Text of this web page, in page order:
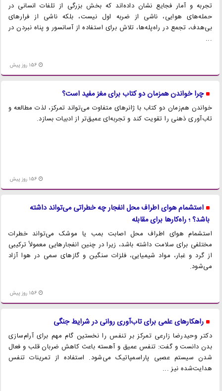
تجربه و آمار فجایع نشان داده‌اند که بخش بزرگی از تلفات انسانی در
حمله‌های هوایی، ناشی از ضربه اول نیست، بلکه ناشی از فرارهای
بی‌هدف، تجمع در راه‌پله‌ها، تلاش برای استفاده از آسانسور و پناه نبردن در
...
156 روز پیش
چرا خواندن همزمان دو کتاب برای مغز مفید است؟
خواندن هم‌زمان دو کتاب با ژانرهای متفاوت می‌تواند تمرکز، لذت مطالعه و
تاب‌آوری ذهنی را تقویت کند و تجربه‌ای عمیق‌تر از ادبیات بسازد.
156 روز پیش
استشمام هوای اطراف محل انفجار چه خطراتی می‌تواند داشته
باشد؟ ؛ راه‌کارها برای مقابله
استشمام هوای اطراف محل اصابت بمب یا موشک می‌تواند خطرات
مختلفی برای سلامت داشته باشد، زیرا در چنین انفجارهایی معمولاً ترکیبی
از گرد و غبار، مواد شیمیایی، فلزات سنگین و گازهای سمی در هوا آزاد
می‌شود.
156 روز پیش
راهکارهای علمی برای تاب‌آوری روانی در شرایط جنگی
دکتر وحیدرضا زارعی تمرکز بر تنفس را نخستین گام مهم برای آرام‌سازی
بدن دانست و گفت: تنفس عمیق و آهسته باعث کاهش ضربان قلب و فعال
شدن سیستم عصبی پاراسمپاتیک می‌شود. استفاده از تمرینات تنفس
هدایت‌شده نیز ...